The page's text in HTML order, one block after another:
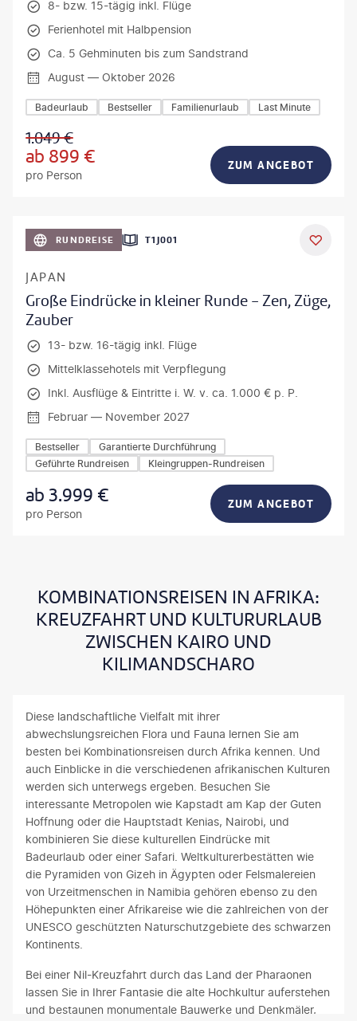
8- bzw. 15-tägig inkl. Flüge
Ferienhotel mit Halbpension
Ca. 5 Gehminuten bis zum Sandstrand
August — Oktober 2026
Badeurlaub Bestseller Familienurlaub Last Minute
1.049€
ab 899 €
pro Person
ZUM ANGEBOT
RUNDREISE T1J001
JAPAN
Große Eindrücke in kleiner Runde - Zen, Züge,
Zauber
13- bzw. 16-tägig inkl. Flüge
Mittelklassehotels mit Verpflegung
Inkl. Ausflüge & Eintritte i. W. v. ca. 1.000 € p. P.
Februar — November 2027
Bestseller
Garantierte Durchführung
Geführte Rundreisen
Kleingruppen-Rundreisen
ab3.999 €
pro Person
ZUM ANGEBOT
KOMBINATIONSREISEN IN AFRIKA:
KREUZFAHRT UND KULTURURLAUB
ZWISCHEN KAIRO UND
KILIMANDSCHARO
Diese landschaftliche Vielfalt mit ihrer
abwechslungsreichen Flora und Fauna lernen Sie am
besten bei Kombinationsreisen durch Afrika kennen. Und
auch Einblicke in die verschiedenen afrikanischen Kulturen
werden sich unterwegs ergeben. Besuchen Sie
interessante Metropolen wie Kapstadt am Kap der Guten
Hoffnung oder die Hauptstadt Kenias, Nairobi, und
kombinieren Sie diese kulturellen Eindrücke mit
Badeurlaub oder einer Safari. Weltkulturerbestätten wie
die Pyramiden von Gizeh in Ägypten oder Felsmalereien
von Urzeitmenschen in Namibia gehören ebenso zu den
Höhepunkten einer Afrikareise wie die zahlreichen von der
UNESCO geschützten Naturschutzgebiete des schwarzen
Kontinents.
Bei einer Nil-Kreuzfahrt durch das Land der Pharaonen
lassen Sie in Ihrer Fantasie die alte Hochkultur auferstehen
und bestaunen monumentale Bauwerke und Denkmäler,